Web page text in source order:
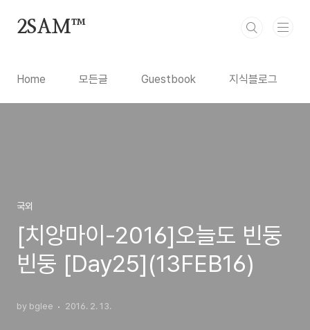
2SAM™
Home 모든글 Guestbook 지식블로그
국외
[치앙마이-2016]오늘도 빈둥
빈둥 [Day25](13FEB16)
by bglee 2016. 2. 13.